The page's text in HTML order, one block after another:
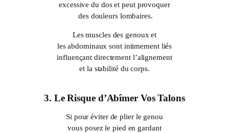
excessive du dos et peut provoquer
des douleurs lombaires.
Les muscles des genoux et
les abdominaux sont intimement liés
influençant directement l’alignement
et la stabilité du corps.
3. Le Risque d’Abîmer Vos Talons
Si pour éviter de plier le genou
vous posez le pied en gardant